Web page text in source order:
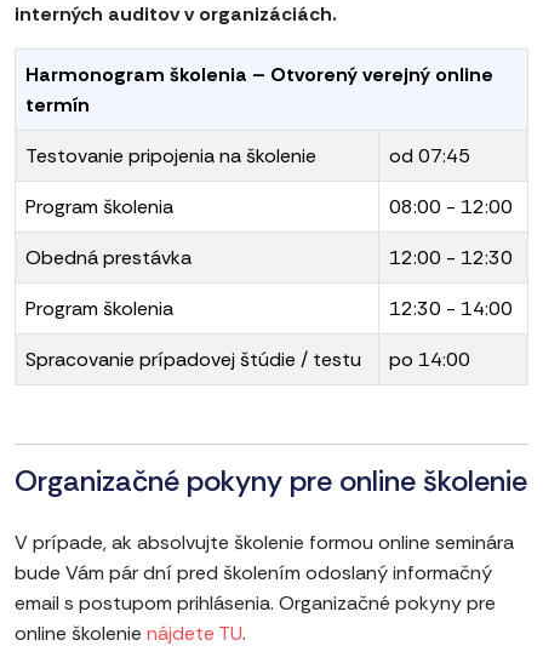
interných auditov v organizáciách.
Harmonogram školenia – Otvorený verejný online
termín
Testovanie pripojenia na školenie
od 07:45
Program školenia
08:00 - 12:00
Obedná prestávka
12:00 - 12:30
Program školenia
12:30 - 14:00
Spracovanie prípadovej štúdie / testu
po 14:00
Organizačné pokyny pre online školenie
V prípade, ak absolvujte školenie formou online seminára
bude Vám pár dní pred školením odoslaný informačný
email s postupom prihlásenia. Organizačné pokyny pre
online školenie nájdete TU.